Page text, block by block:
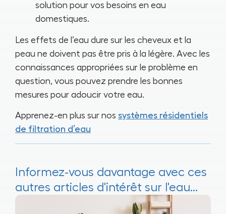
solution pour vos besoins en eau
domestiques.
Les effets de l’eau dure sur les cheveux et la
peau ne doivent pas être pris à la légère. Avec les
connaissances appropriées sur le problème en
question, vous pouvez prendre les bonnes
mesures pour adoucir votre eau.
Apprenez-en plus sur nos systèmes résidentiels
de filtration d’eau
Informez-vous davantage avec ces
autres articles d'intérêt sur l'eau...